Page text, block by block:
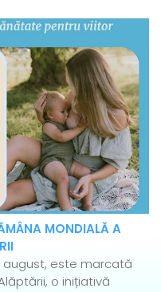
MONDIALĂ A
august, este marcată
o inițiativă